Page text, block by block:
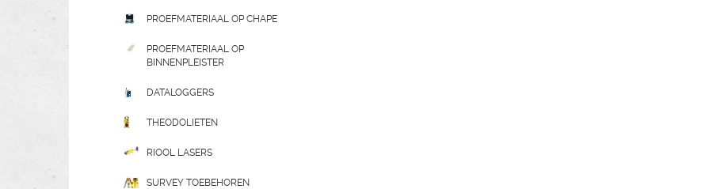
PROEFMATERIAAL OP CHAPE
PROEFMATERIAAL OP
BINNENPLEISTER
DATALOGGERS
THEODOLIETEN
RIOOL LASERS
SURVEY TOEBEHOREN